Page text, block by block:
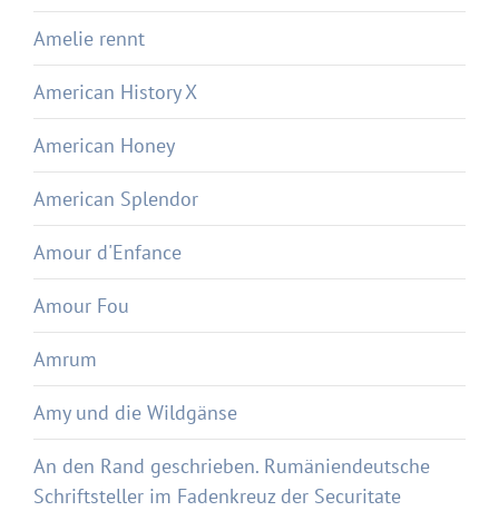
Amelie rennt
American History X
American Honey
American Splendor
Amour d'Enfance
Amour Fou
Amrum
Amy und die Wildgänse
An den Rand geschrieben. Rumäniendeutsche
Schriftsteller im Fadenkreuz der Securitate